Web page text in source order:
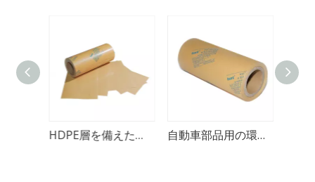
HDPE層を備えた揮発性複合VCI紙 自動車部品用の環境に優しい普通紙 VCI